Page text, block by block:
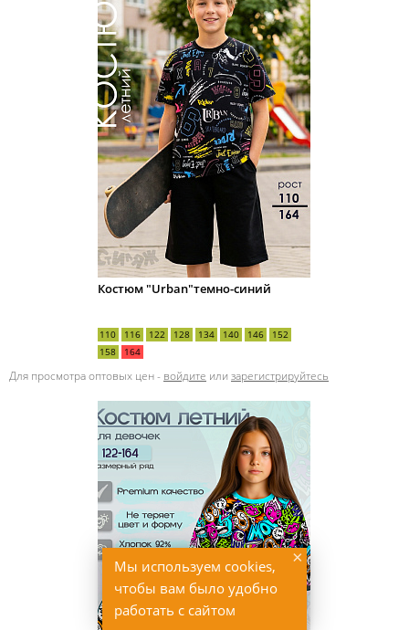
×
Мы используем cookies,
чтобы вам было удобно
работать с сайтом
Костюм "Urban"темно-синий
110 116 122 128 134 140 146
152
158
164
Для просмотра оптовых цен - войдите или зарегистрируйтесь